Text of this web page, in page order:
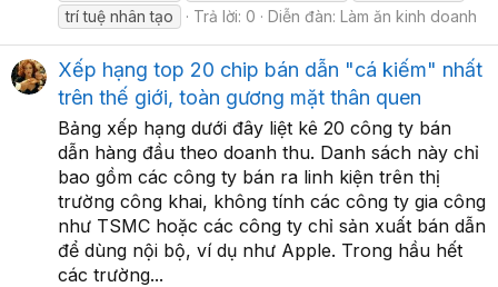
trí tuệ nhân tạo
Trả lời: 0 Diễn đàn: Làm ăn kinh doanh
Xếp hạng top 20 chip bán dẫn "cá kiếm" nhất
trên thế giới, toàn gương mặt thân quen
Bảng xếp hạng dưới đây liệt kê 20 công ty bán
dẫn hàng đầu theo doanh thu. Danh sách này chỉ
bao gồm các công ty bán ra linh kiện trên thị
trường công khai, không tính các công ty gia công
như TSMC hoặc các công ty chỉ sản xuất bán dẫn
để dùng nội bộ, ví dụ như Apple. Trong hầu hết
các trường...